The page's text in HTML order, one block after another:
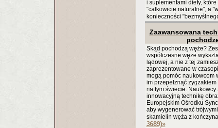
i suplementami diety,
"całkowicie naturalne", a
konieczności
Zaawansowana
Skąd pochodzą węże?
współczesne węże
lądowej, a nie z tej
zaprezentowane w
mogą pomóc naukowcom
im przepełznąć
na tym świecie.
innowacyjną technikę
Europejskim Ośrodku
aby wygenerować
skamielin węża z
3689)»